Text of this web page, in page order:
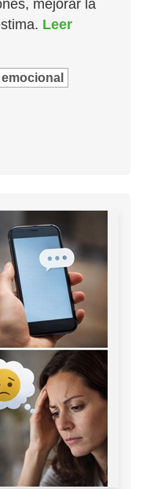
mejorar la
Leer